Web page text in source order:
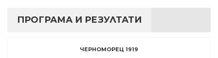
ПРОГРАМА И РЕЗУЛТАТИ
ЧЕРНОМОРЕЦ 1919